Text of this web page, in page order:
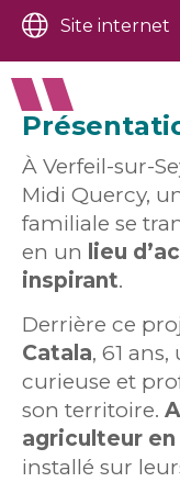
Site internet
À Verfeil-sur-
Midi Quercy,
familiale se
en un lieu
inspirant.
Derrière ce
Catala, 61
curieuse et
son territoire.
agriculteur
installé sur